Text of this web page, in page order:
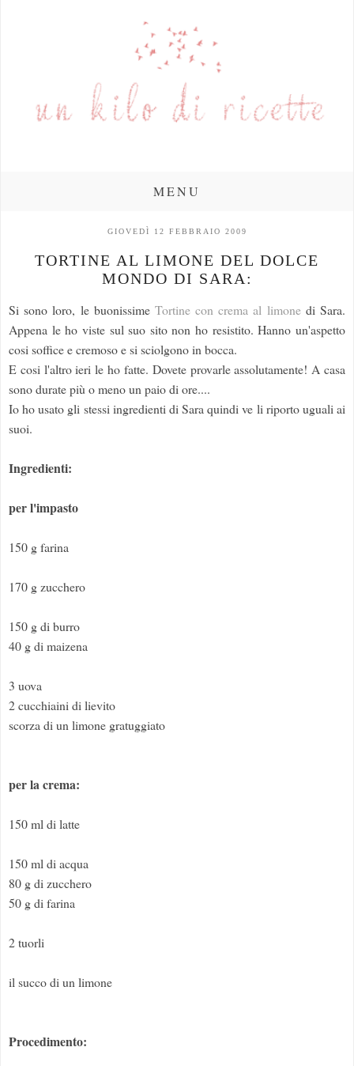
MENU
GIOVEDÌ 12 FEBBRAIO 2009
TORTINE AL LIMONE DEL DOLCE
MONDO DI SARA:
Si sono loro, le buonissime Tortine con crema al limonedi Sara.
Appena le ho viste sul suo sito non ho resistito. Hanno un'aspetto
cosi soffice e cremoso e si sciolgono in bocca.
E cosi l'altro ieri le ho fatte. Dovete provarle assolutamente! A casa
sono durate più o meno un paio di ore....
Io ho usato gli stessi ingredienti di Sara quindi ve li riporto uguali ai
suoi.
Ingredienti:
per l'impasto
150 g farina
170 g zucchero
150 g di burro
40 g di maizena
3 uova
2 cucchiaini di lievito
scorza di un limone gratuggiato
per la crema:
150 ml di latte
150 ml di acqua
80 g di zucchero
50 g di farina
2 tuorli
il succo di un limone
Procedimento: